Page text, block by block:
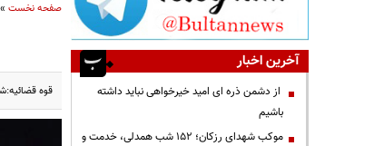
صفحه نخست»
قوه
آخرین اخبار
از دشمن ذره ای امید خیرخواهی نباید داشته
باشیم
موکب شهدای رزکان؛ ۱۵۲ شب همدلی، خدمت و